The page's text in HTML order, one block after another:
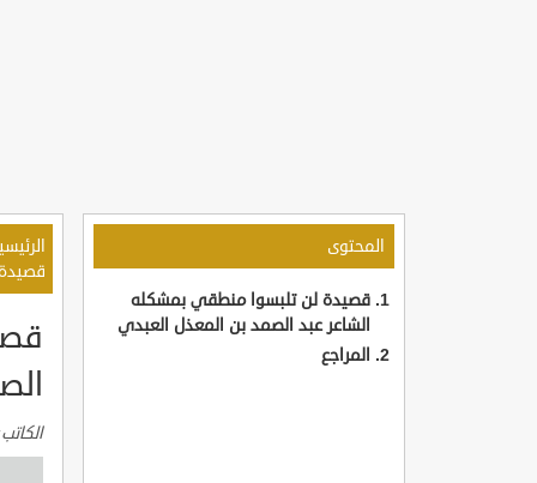
المحتوى
قصيدة لن تلبسوا منطقي بمشكله
الشاعر عبد الصمد بن المعذل العبدي
المراجع